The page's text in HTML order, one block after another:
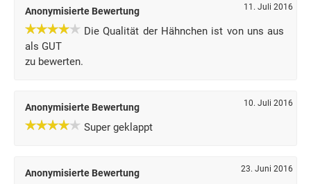
Anonymisierte Bewertung 11. Juli 2016
Die Qualität der Hähnchen ist von uns aus
als GUT
zu bewerten.
Anonymisierte Bewertung 10. Juli 2016
Super geklappt
Anonymisierte Bewertung 23. Juni 2016